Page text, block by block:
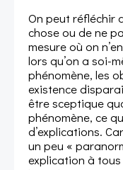
On peut réfléchir
chose ou de ne
mesure où on
lors qu’on a soi-
phénomène, les
existence
être sceptique
phénomène, ce
d’explications.
un peu «
explication à